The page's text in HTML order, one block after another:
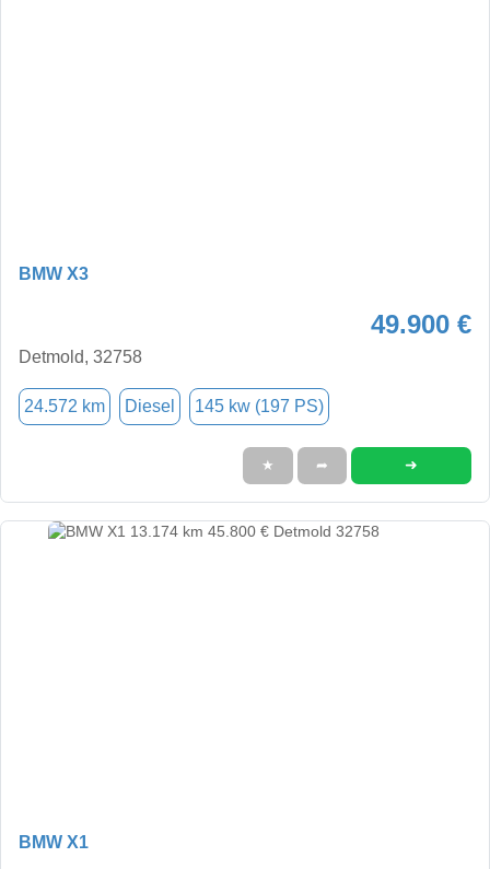
BMW X3
49.900 €
Detmold, 32758
24.572 km Diesel 145 kw (197 PS)
★ ➦ ➜
BMW X1